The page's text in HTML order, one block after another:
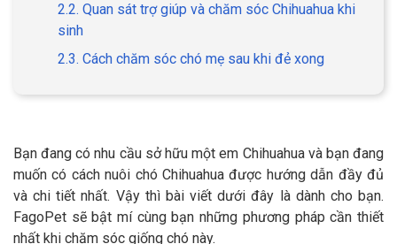
Khách sạn chó mèo
Dịch vụ cắt tỉa lông chó
mèo
mèo
TIN TỨC
2.2. Quan sát trợ giúp và chăm sóc Chihuahua khi
sinh
2.3. Cách chăm sóc chó mẹ sau khi đẻ xong
Bạn đang có nhu cầu sở hữu một em Chihuahua và bạn đang
muốn có cách nuôi chó Chihuahua được hướng dẫn đầy đủ
và chi tiết nhất. Vậy thì bài viết dưới đây là dành cho bạn.
FagoPet sẽ bật mí cùng bạn những phương pháp cần thiết
nhất khi chăm sóc giống chó này.